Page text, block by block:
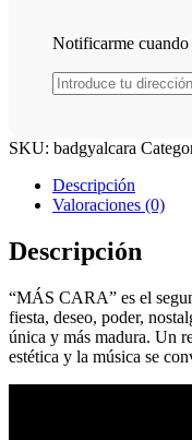
Notificarme cuando
SKU: badgyalcara
Descripción
Valoraciones (0)
Descripción
“MÁS CARA” es el
fiesta, deseo, poder,
única y más madura. Un
estética y la música se